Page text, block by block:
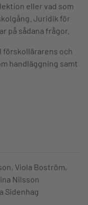
eller vad som
Juridik för
på sådana frågor.
förskollärarens och
handläggning samt
och elevers
Bokens
av de nya
trygghet och
och
Viola Boström,
Nilsson
Sidenhag